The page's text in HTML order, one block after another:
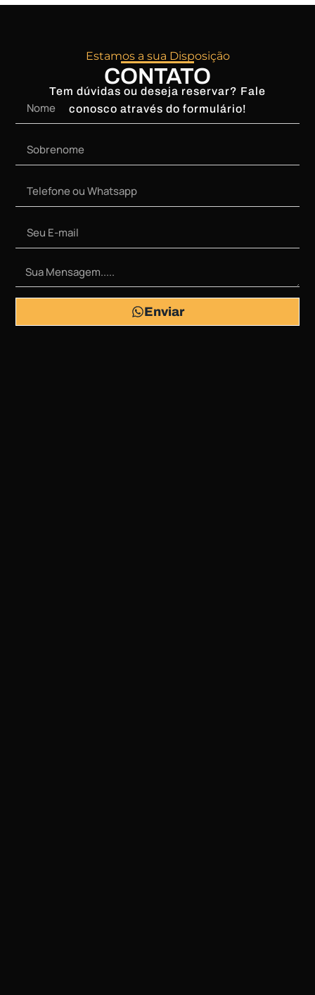
Estamos a sua Disposição
CONTATO
Tem dúvidas ou deseja reservar? Fale
conosco através do formulário!
Enviar